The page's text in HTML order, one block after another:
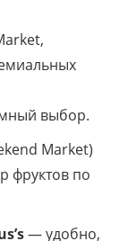
выбор.
Market)
фруктов по
— удобно,